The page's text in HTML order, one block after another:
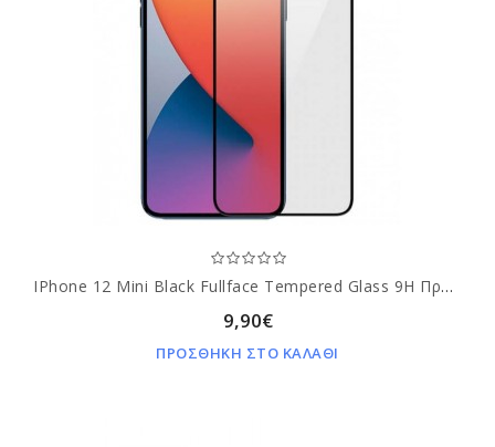
IPhone 12 Mini Black Fullface Tempered Glass 9H Προστασία Οθόνης
9,90€
ΠΡΟΣΘΗΚΗ ΣΤΟ ΚΑΛΑΘΙ